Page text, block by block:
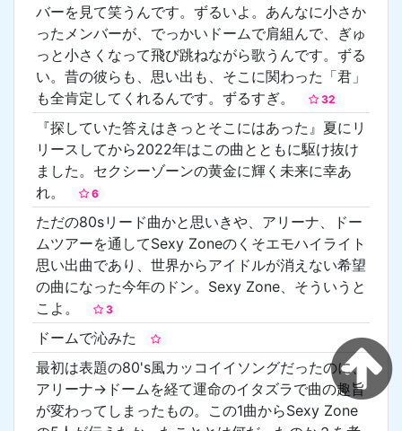
バーを見て笑うんです。ずるいよ。あんなに小さか
ったメンバーが、でっかいドームで肩組んで、ぎゅ
っと小さくなって飛び跳ねながら歌うんです。ずる
い。昔の彼らも、思い出も、そこに関わった「君」
も全肯定してくれるんです。ずるすぎ。
32
『探していた答えはきっとそこにはあった』夏にリ
リースしてから2022年はこの曲とともに駆け抜け
ました。セクシーゾーンの黄金に輝く未来に幸あ
れ。
6
ただの80sリード曲かと思いきや、アリーナ、ドー
ムツアーを通してSexy Zoneのくそエモハイライト
思い出曲であり、世界からアイドルが消えない希望
の曲になった今年のドン。Sexy Zone、そういうと
こよ。
3
ドームで沁みた
最初は表題の80's風カッコイイソングだったのに、
アリーナ→ドームを経て運命のイタズラで曲の趣旨
が変わってしまったもの。この1曲からSexy Zone